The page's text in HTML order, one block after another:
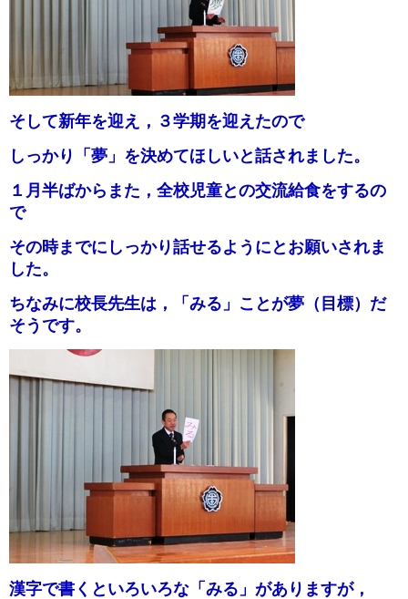
そして新年を迎え，３学期を迎えたので
しっかり「夢」を決めてほしいと話されました。
１月半ばからまた，全校児童との交流給食をするの
で
その時までにしっかり話せるようにとお願いされま
した。
ちなみに校長先生は，「みる」ことが夢（目標）だ
そうです。
漢字で書くといろいろな「みる」がありますが，